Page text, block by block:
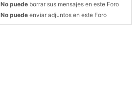
No puede borrar sus mensajes en este Foro
No puede enviar adjuntos en este Foro